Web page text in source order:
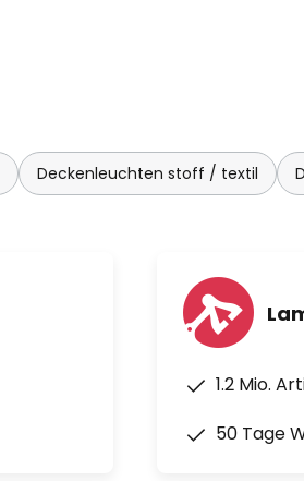
Deckenleuchten stoff / textil
1.2 Mio.
50 Tage